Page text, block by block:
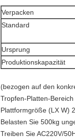
Verpacken
Standard
Ursprung
Produktionskapazität
(bezogen auf den
Tropfen-Platten-
Plattformgröße (LX W)
Belasten Sie 500kg
Treiben Sie AC220V/